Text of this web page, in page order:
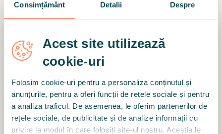
Consimțământ Detalii Despre
Acest site utilizează
cookie-uri
Folosim cookie-uri pentru a personaliza conținutul și
anunțurile, pentru a oferi funcții de rețele sociale și pentru
a analiza traficul. De asemenea, le oferim partenerilor de
rețele sociale, de publicitate și de analize informații cu
privire la modul în care folosiți site-ul nostru. Aceștia le
schimbări reale în starea mea emoțională. Mă
simt mai echilibrată, mai liniștită și mai bine cu
recunoscătoare pentru acest proces. O
recomand din toată inima.
Motto
Alături de mine, cu blândețe și răbdare, putem